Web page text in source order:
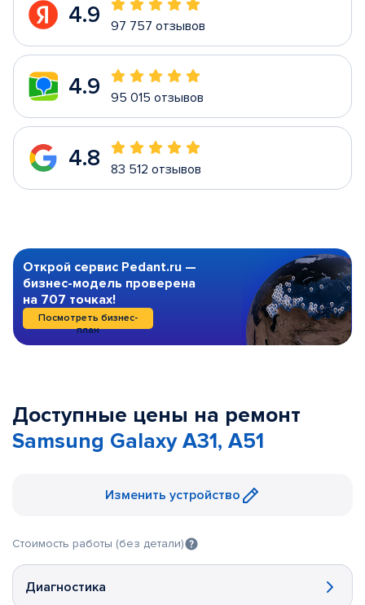
4.9 97 757 отзывов
4.9 95 015 отзывов
4.8 83 512 отзывов
Открой сервис Pedant.ru —
бизнес-модель проверена
на 707 точках!
Посмотреть бизнес-
план
Доступные цены на ремонт
Samsung Galaxy A31, A51
Изменить устройство
Стоимость работы (без детали)
Диагностика